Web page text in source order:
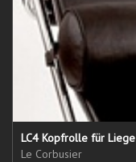
LC4 Kopfrolle für Liege
Le Corbusier